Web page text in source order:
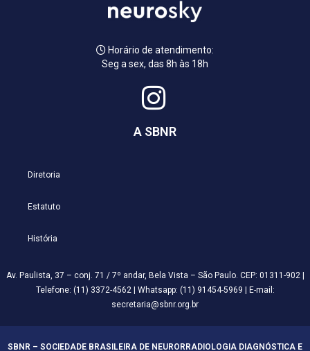
Horário de atendimento:
Seg a sex, das 8h às 18h
A SBNR
Diretoria
Estatuto
História
Av. Paulista, 37 – conj. 71 / 7º andar, Bela Vista – São Paulo. CEP: 01311-902 |
Telefone: (11) 3372-4562 | Whatsapp: (11) 91454-5969 | E-mail:
secretaria@sbnr.org.br
SBNR – SOCIEDADE BRASILEIRA DE NEURORRADIOLOGIA DIAGNÓSTICA E